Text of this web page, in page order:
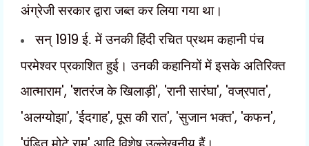
अंग्रेजी सरकार द्वारा जब्त कर लिया गया था।
सन् 1919 ई. में उनकी हिंदी रचित प्रथम कहानी पंच
परमेश्वर प्रकाशित हुई। उनकी कहानियों में इसके अतिरिक्त
आत्माराम', 'शतरंज के खिलाड़ी', 'रानी सारंघा', 'वज्रपात',
'अलग्योझा', 'ईदगाह',पूस की रात', 'सुजान भक्त', 'कफन',